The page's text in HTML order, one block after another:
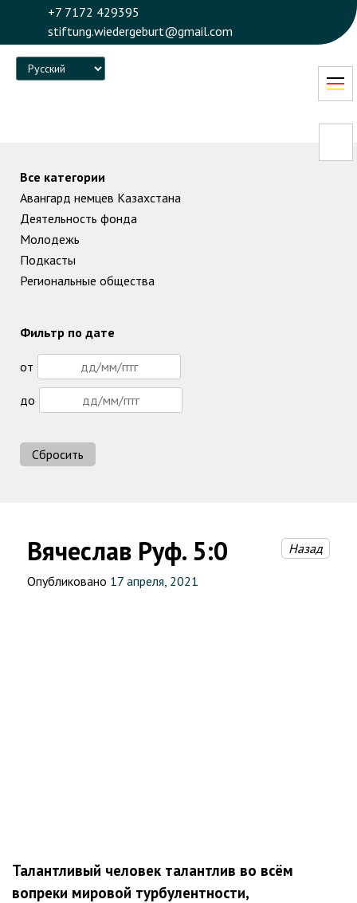
+7 7172 429395
stiftung.wiedergeburt@gmail.com
Language
Вячеслав Руф. 5:0 Назад
Опубликовано 17 апреля, 2021
Талантливый человек талантлив во всём
вопреки мировой турбулентности,
Все категории
Авангард немцев Казахстана
Деятельность фонда
Молодежь
Подкасты
Региональные общества
Фильтр по дате
от
до
Сбросить